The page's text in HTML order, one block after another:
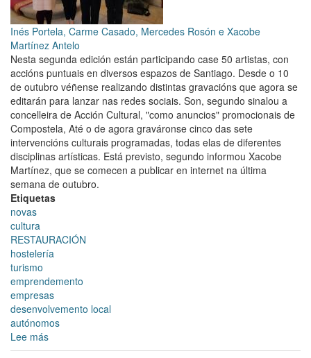
restauración
do
entorno
dos
ríos
Sarela,
Sar
e
Vilar
Inés Portela, Carme Casado, Mercedes Rosón e Xacobe
Martínez Antelo
Nesta segunda edición están participando case 50 artistas, con
accións puntuais en diversos espazos de Santiago. Desde o 10
de outubro véñense realizando distintas gravacións que agora se
editarán para lanzar nas redes sociais. Son, segundo sinalou a
concelleira de Acción Cultural, "como anuncios" promocionais de
Compostela, Até o de agora graváronse cinco das sete
intervencións culturais programadas, todas elas de diferentes
disciplinas artísticas. Está previsto, segundo informou Xacobe
Martínez, que se comecen a publicar en internet na última
semana de outubro.
Etiquetas
novas
cultura
RESTAURACIÓN
hostelería
turismo
emprendemento
empresas
desenvolvemento local
autónomos
Lee más
Preséntase